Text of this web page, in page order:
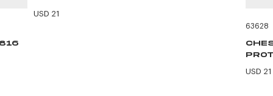
USD 21
63628
USD 21